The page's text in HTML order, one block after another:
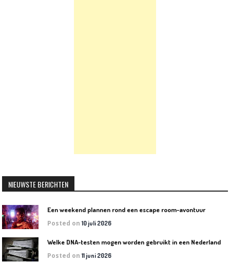
NIEUWSTE BERICHTEN
Een weekend plannen rond een escape room-avontuur
Posted on10 juli 2026
Posted on11 juni 2026